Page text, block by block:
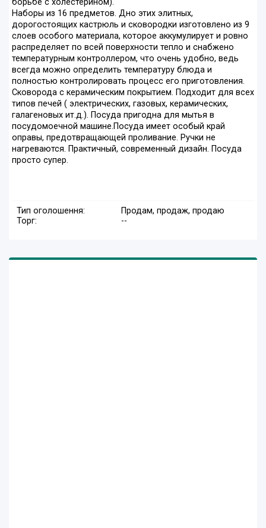
борьбе с холестерином).
Наборы из 16 предметов. Дно этих элитных,
дорогостоящих кастрюль и сковородки изготовлено из 9
слоев особого материала, которое аккумулирует и ровно
распределяет по всей поверхности тепло и снабжено
температурным контроллером, что очень удобно, ведь
всегда можно определить температуру блюда и
полностью контролировать процесс его приготовления.
Сковорода с керамическим покрытием. Подходит для всех
типов печей ( электрических, газовых, керамических,
галагеновых ит.д.). Посуда пригодна для мытья в
посудомоечной машине.Посуда имеет особый край
оправы, предотвращающей проливание. Ручки не
нагреваются. Практичный, современный дизайн. Посуда
просто супер.
Тип оголошення:
Продам, продаж, продаю
Торг:
--